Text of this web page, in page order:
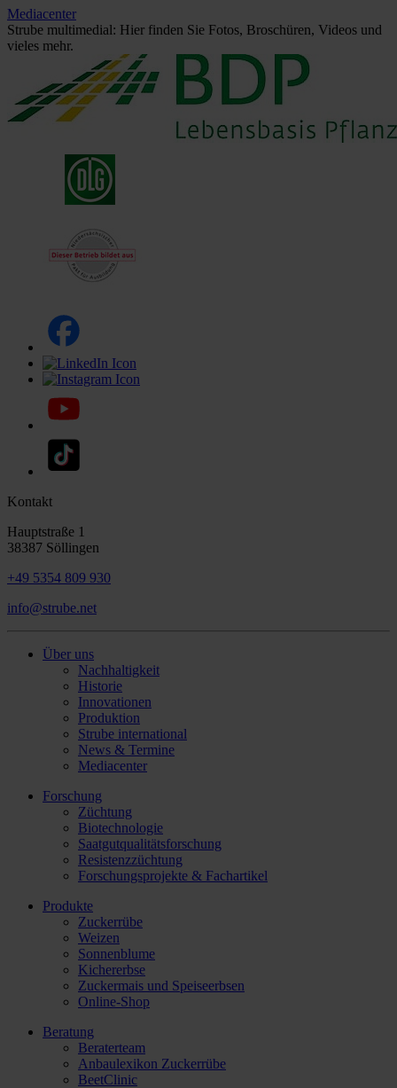
Mediacenter
Strube multimedial: Hier finden Sie Fotos, Broschüren, Videos und
vieles mehr.
Kontakt
Hauptstraße 1
38387 Söllingen
+49 5354 809 930
info@strube.net
Über uns
Nachhaltigkeit
Historie
Innovationen
Produktion
Strube international
News & Termine
Mediacenter
Forschung
Züchtung
Biotechnologie
Saatgutqualitätsforschung
Resistenzzüchtung
Forschungsprojekte & Fachartikel
Produkte
Zuckerrübe
Weizen
Sonnenblume
Kichererbse
Zuckermais und Speiseerbsen
Online-Shop
Beratung
Beraterteam
Anbaulexikon Zuckerrübe
BeetClinic